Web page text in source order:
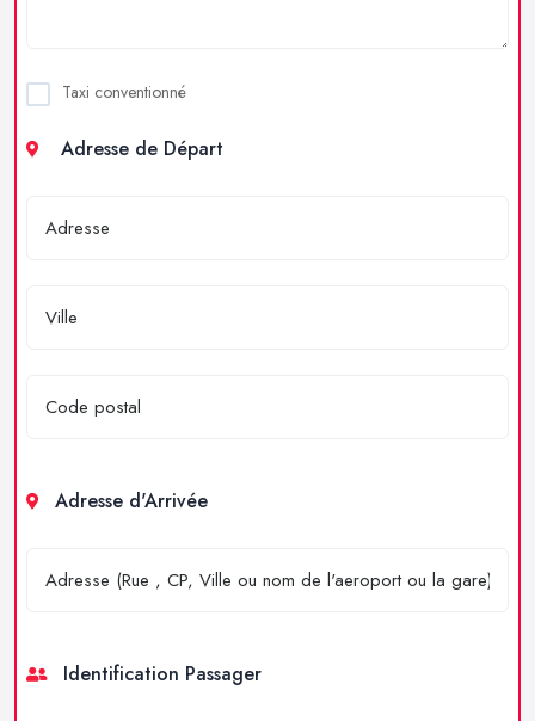
Taxi conventionné
Adresse de Départ
Adresse d'Arrivée
Identification Passager